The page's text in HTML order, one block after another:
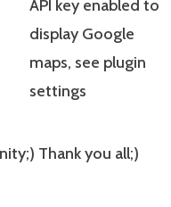
API key enabled to
display Google
maps, see plugin
settings
Thank you all;)